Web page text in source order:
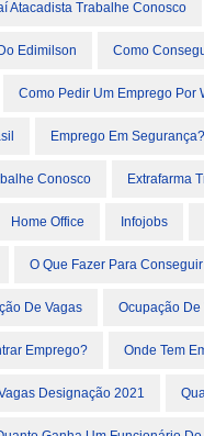
Atacadista Trabalhe Conosco
Edimilson Como
Como Pedir Um Emprego Por
Emprego Em Segurança?
Conosco Extrafarma
Home Office Infojobs
O Que Fazer Para
De Vagas Ocupação De
Emprego? Onde Tem
Designação 2021